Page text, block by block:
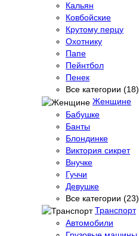
Кальян
Ковбойские
Крутому перцу
Охотнику
Папе
Пейнтбол
Пенек
Все категории (18)
Женщине
Бабушке
Банты
Блондинке
Виктория сикрет
Внучке
Гуччи
Девушке
Все категории (23)
Транспорт
Автомобили